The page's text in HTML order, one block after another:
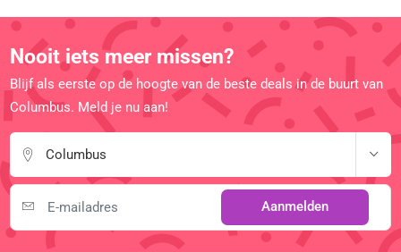
Nooit iets meer missen?
Blijf als eerste op de hoogte van de beste deals in de buurt van
Columbus. Meld je nu aan!
Columbus
Aanmelden